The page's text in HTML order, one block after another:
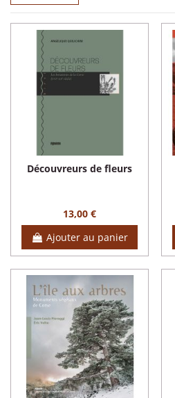
Découvreurs de fleurs
13,00 €
Ajouter au panier